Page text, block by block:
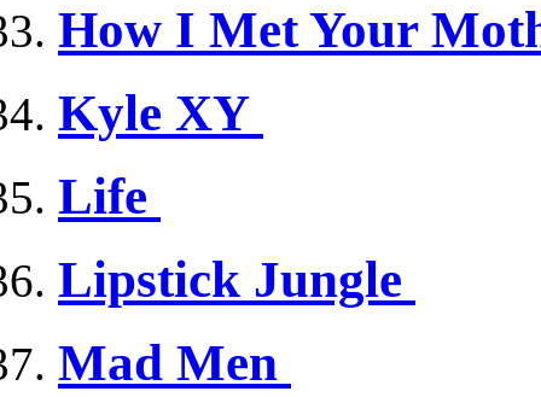
How I Met Your
Kyle XY
Life
Lipstick Jungle
Mad Men